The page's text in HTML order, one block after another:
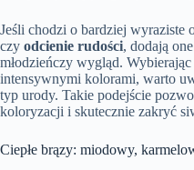
Jeśli chodzi o bardziej wyraziste
czy odcienie rudości, dodają
młodzieńczy wygląd.
intensywnymi kolorami, warto
typ urody. Takie podejście
koloryzacji i skutecznie zakryć
Ciepłe brązy: miodowy,